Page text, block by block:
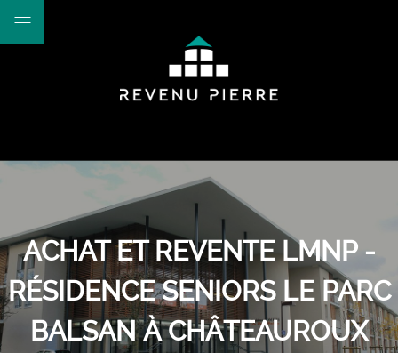
ACHAT ET REVENTE LMNP -
RÉSIDENCE SENIORS LE PARC
BALSAN À CHÂTEAUROUX